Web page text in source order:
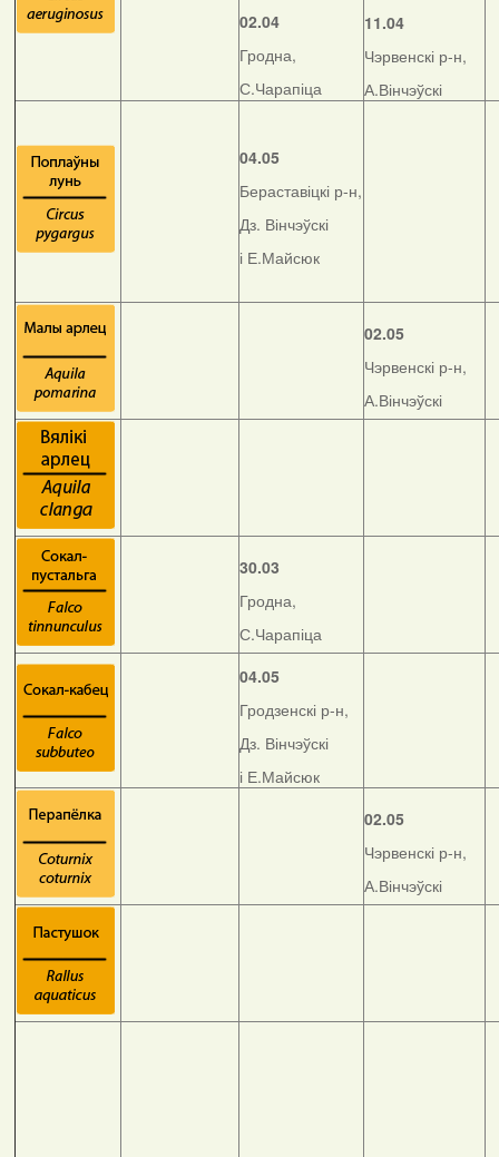
02.04
Гродна,
С.Чарапіца
11.04
Чэрвенскі р-н,
А.Вінчэўскі
04.05
Бераставіцкі р-н,
Дз. Вінчэўскі
і Е.Майсюк
02.05
Чэрвенскі р-н,
А.Вінчэўскі
30.03
Гродна,
С.Чарапіца
04.05
Гродзенскі р-н,
Дз. Вінчэўскі
і Е.Майсюк
02.05
Чэрвенскі р-н,
А.Вінчэўскі